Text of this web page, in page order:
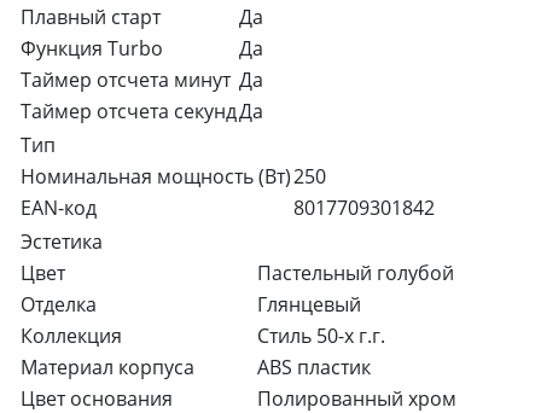
Плавный старт
Да
Функция Turbo
Да
Таймер отсчета минут Да
Таймер отсчета секундДа
Тип
Номинальная мощность (Вт)250
EAN-код
8017709301842
Эстетика
Цвет
Пастельный голубой
Отделка
Глянцевый
Коллекция
Стиль 50-х г.г.
Материал корпуса
ABS пластик
Цвет основания
Полированный хром